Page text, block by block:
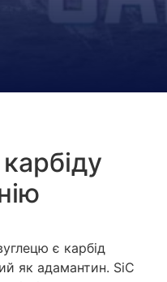
є карбід
як адамантин. SiC